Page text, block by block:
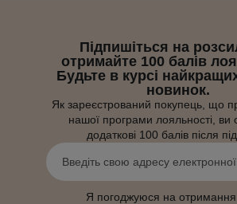
Підпишіться на
отримайте 100 балів
Будьте в курсі
новинок.
Як зареєстрований покупець, що
нашої програми лояльності, ви
додаткові 100 балів після
Я погоджуюся на отримання